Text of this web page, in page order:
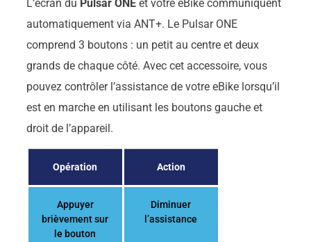
L’écran du Pulsar ONEet votre eBike communiquent
automatiquement via ANT+. Le Pulsar ONE
comprend 3 boutons : un petit au centre et deux
grands de chaque côté. Avec cet accessoire, vous
pouvez contrôler l’assistance de votre eBike lorsqu’il
est en marche en utilisant les boutons gauche et
droit de l’appareil.
Opération Action
Appuyer
brièvement sur
le bouton
Diminuer
l’assistance